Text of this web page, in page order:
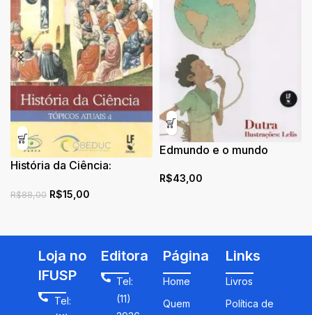
História da Ciência:
R$88,00 R$15,00
Edmundo e o mundo
R$43,00
Loja no
IFUSP
Tel:
Editora
Tel:
(11)
Página
Home
Quem
Links
Livros
Política de